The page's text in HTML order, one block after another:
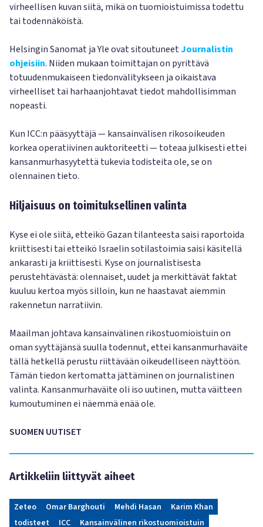
virheellisen kuvan siitä, mikä on tuomioistuimissa todettu
tai todennäköistä.
Helsingin Sanomat ja Yle ovat sitoutuneetJournalistin
ohjeisiin. Niiden mukaan toimittajan on pyrittävä
totuudenmukaiseen tiedonvälitykseen ja oikaistava
virheelliset tai harhaanjohtavat tiedot mahdollisimman
nopeasti.
Kun ICC:n pääsyyttäjä — kansainvälisen rikosoikeuden
korkea operatiivinen auktoriteetti — toteaa julkisesti ettei
kansanmurhasyytettä tukevia todisteita ole, se on
olennainen tieto.
Hiljaisuus on toimituksellinen valinta
Kyse ei ole siitä, etteikö Gazan tilanteesta saisi raportoida
kriittisesti tai etteikö Israelin sotilastoimia saisi käsitellä
ankarasti ja kriittisesti. Kyse on journalistisesta
perustehtävästä: olennaiset, uudet ja merkittävät faktat
kuuluu kertoa myös silloin, kun ne haastavat aiemmin
rakennetun narratiivin.
Maailman johtava kansainvälinen rikostuomioistuin on
oman syyttäjänsä suulla todennut, ettei kansanmurhaväite
tällä hetkellä perustu riittävään oikeudelliseen näyttöön.
Tämän tiedon kertomatta jättäminen on journalistinen
valinta. Kansanmurhaväite oli iso uutinen, mutta väitteen
kumoutuminen ei näemmä enää ole.
SUOMEN UUTISET
Artikkeliin liittyvät aiheet
Zeteo Omar Barghouti Mehdi Hasan
Karim Khan
todisteet
ICC Kansainvälinen rikostuomioistuin